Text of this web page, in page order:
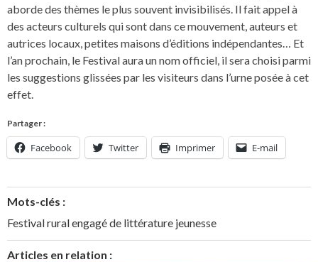
aborde des thèmes le plus souvent invisibilisés. Il fait appel à
des acteurs culturels qui sont dans ce mouvement, auteurs et
autrices locaux, petites maisons d’éditions indépendantes… Et
l’an prochain, le Festival aura un nom officiel, il sera choisi parmi
les suggestions glissées par les visiteurs dans l’urne posée à cet
effet.
Partager :
Facebook Twitter Imprimer E-mail
Mots-clés :
Festival rural engagé de littérature jeunesse
Articles en relation :